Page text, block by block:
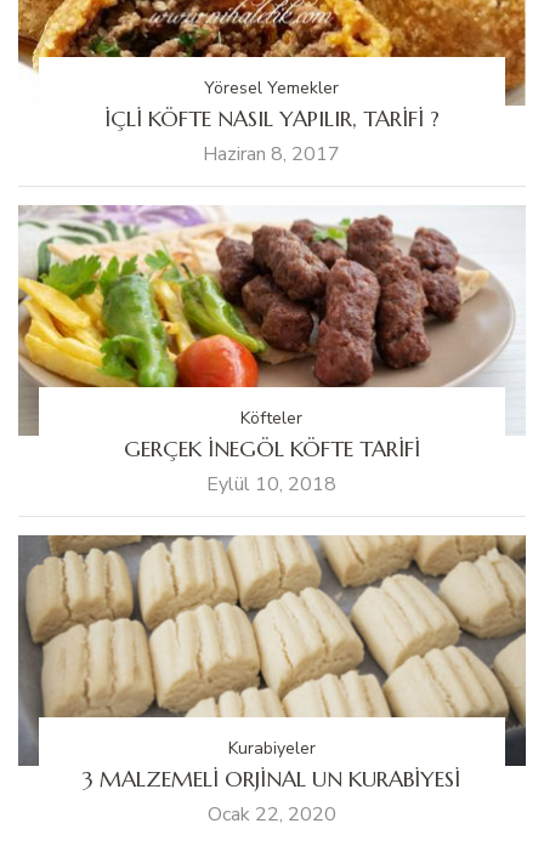
Yöresel Yemekler
İÇLİ KÖFTE NASIL YAPILIR, TARİFİ ?
Haziran 8, 2017
Köfteler
GERÇEK İNEGÖL KÖFTE TARİFİ
Eylül 10, 2018
Kurabiyeler
3 MALZEMELİ ORJİNAL UN KURABİYESİ
Ocak 22, 2020